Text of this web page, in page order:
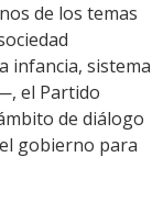
de los temas
infancia, sistema
el Partido
de diálogo
gobierno para